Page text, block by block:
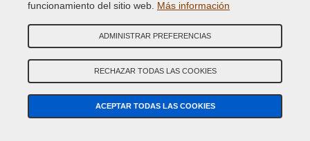
funcionamiento del sitio web. Más información
ADMINISTRAR PREFERENCIAS
RECHAZAR TODAS LAS COOKIES
ACEPTAR TODAS LAS COOKIES